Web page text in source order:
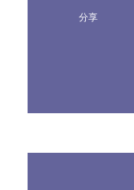
分享